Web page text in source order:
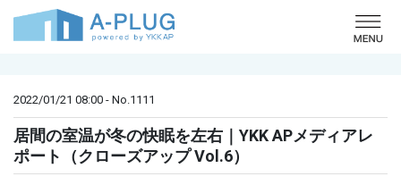
2022/01/21 08:00 - No.1111
居間の室温が冬の快眠を左右｜YKK APメディアレ
ポート（クローズアップ Vol.6）